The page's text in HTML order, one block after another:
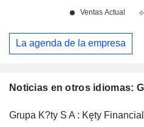
Noticias en otros idiomas:
Grupa K?ty S A : Kęty
La agenda de la empresa